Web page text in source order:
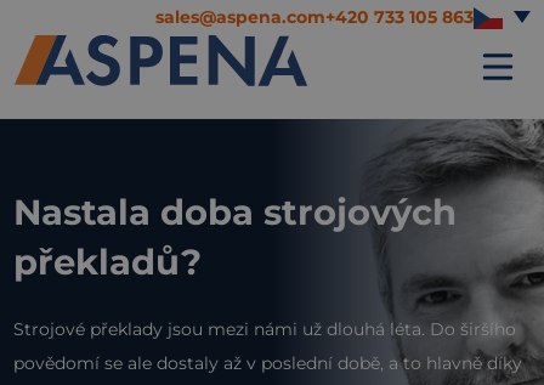
sales@aspena.com+420 733 105 863
Nastala doba strojových
překladů?
Strojové překlady jsou mezi námi už dlouhá léta. Do širšího
povědomí se ale dostaly až v poslední době, a to hlavně díky